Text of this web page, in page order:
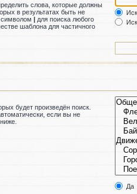
слова, которые должны
в результатах быть не
символом | для поиска любого
шаблона для частичного
будет произведён поиск.
если вы не
Да